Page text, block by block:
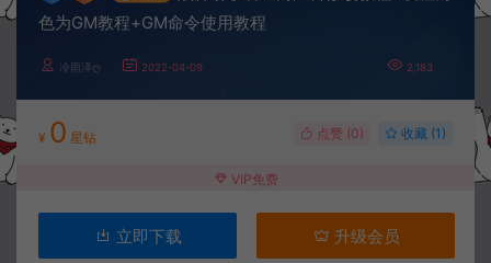
色为GM教程+GM命令使用教程
冷雨泽ღ 2022-04-09 2,183
¥ 0 星钻 点赞 (0) 收藏 (1)
VIP免费
立即下载 升级会员